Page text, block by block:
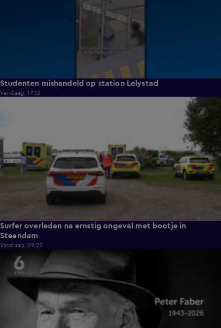
Studenten mishandeld op station Lelystad
Vandaag, 17:12
Surfer overleden na ernstig ongeval met bootje in
Steendam
Vandaag, 09:22